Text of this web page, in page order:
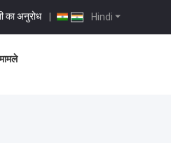
Hindi
का अनुरोध |